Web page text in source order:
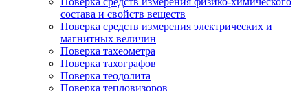
состава и свойств веществ
Поверка средств измерения электрических и
магнитных величин
Поверка тахеометра
Поверка тахографов
Поверка теодолита
Поверка тепловизоров